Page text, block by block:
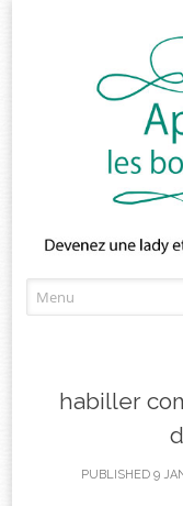
habiller
PUBLISHED 9